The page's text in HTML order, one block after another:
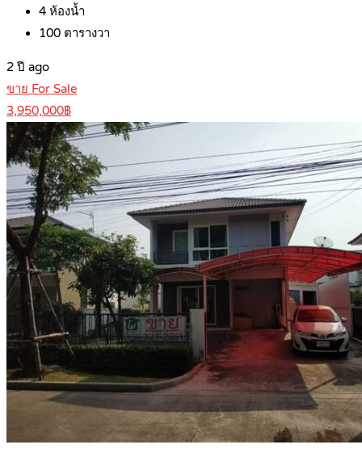
4 ห้องน้ำ
100 ตารางวา
2 ปี ago
ขาย For Sale
3,950,000฿